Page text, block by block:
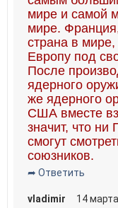
мире и самой
мире.
страна в мире,
Европу под
После
ядерного
же ядерного
США вместе
значит, что
смогут
союзников.
➦ Ответить
vladimir 14